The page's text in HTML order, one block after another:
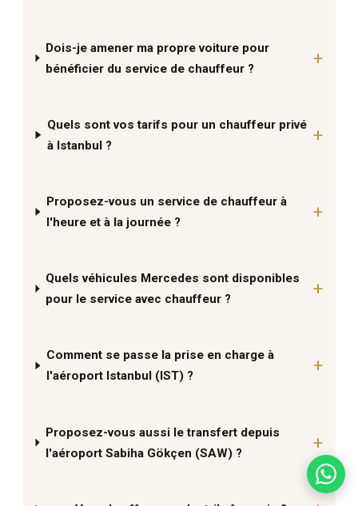
Dois-je amener ma propre voiture pour
bénéficier du service de chauffeur ?
Quels sont vos tarifs pour un chauffeur privé
à Istanbul ?
Proposez-vous un service de chauffeur à
l'heure et à la journée ?
Quels véhicules Mercedes sont disponibles
pour le service avec chauffeur ?
Comment se passe la prise en charge à
l'aéroport Istanbul (IST) ?
Proposez-vous aussi le transfert depuis
l'aéroport Sabiha Gökçen (SAW) ?